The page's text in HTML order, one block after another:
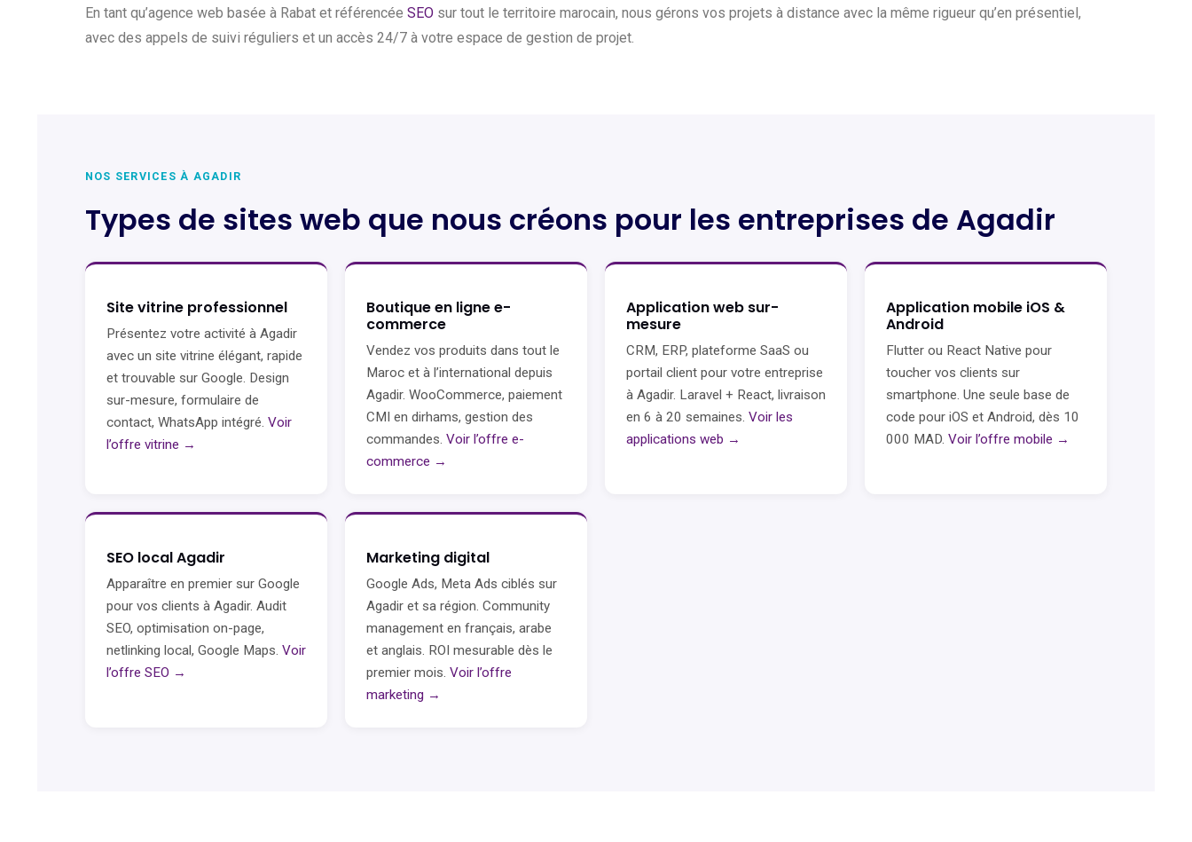
En tant qu’agence web basée à Rabat et référencée SEO sur tout le territoire marocain, nous gérons vos projets à distance avec la même rigueur qu’en présentiel,
avec des appels de suivi réguliers et un accès 24/7 à votre espace de gestion de projet.
NOS SERVICES À AGADIR
Types de sites web que nous créons pour les entreprises de Agadir
Site vitrine professionnel
Présentez votre activité à Agadir
avec un site vitrine élégant, rapide
et trouvable sur Google. Design
sur-mesure, formulaire de
contact, WhatsApp intégré. Voir
l’offre vitrine →
Boutique en ligne e-
commerce
Vendez vos produits dans tout le
Maroc et à l’international depuis
Agadir. WooCommerce, paiement
CMI en dirhams, gestion des
commandes. Voir l’offre e-
commerce →
Application web sur-
mesure
CRM, ERP, plateforme SaaS ou
portail client pour votre entreprise
à Agadir. Laravel + React, livraison
en 6 à 20 semaines. Voir les
applications web →
Application mobile iOS &
Android
Flutter ou React Native pour
toucher vos clients sur
smartphone. Une seule base de
code pour iOS et Android, dès 10
000 MAD. Voir l’offre mobile →
SEO local Agadir
Apparaître en premier sur Google
pour vos clients à Agadir. Audit
SEO, optimisation on-page,
netlinking local, Google Maps. Voir
l’offre SEO →
Marketing digital
Google Ads, Meta Ads ciblés sur
Agadir et sa région. Community
management en français, arabe
et anglais. ROI mesurable dès le
premier mois. Voir l’offre
marketing →